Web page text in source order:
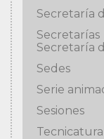
Secretaría
Secretarías
Secretaría
Sedes
Serie
Sesiones